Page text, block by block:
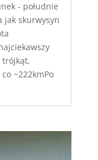
- południe
jak skurwysyn
trójkąt,
~222kmPo